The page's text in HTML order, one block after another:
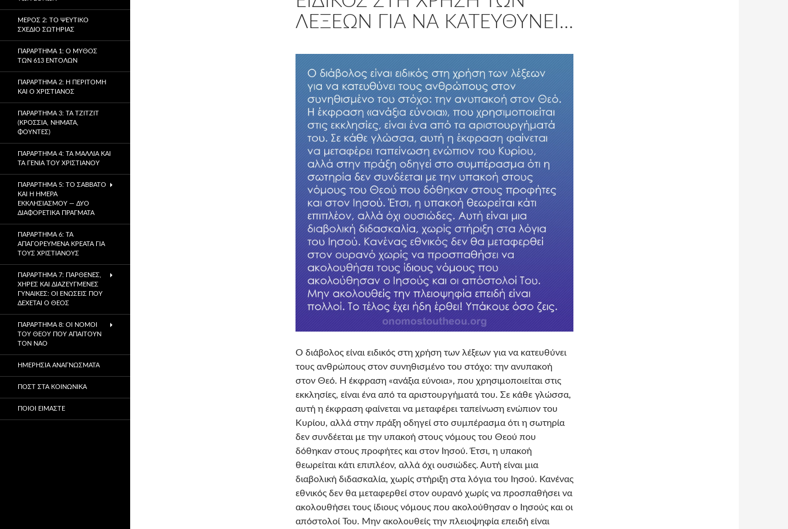
ΛΈΞΕΩΝ ΓΙΑ ΝΑ ΚΑΤΕΥΘΎΝΕΙ…
Ο διάβολος είναι ειδικός στη χρήση των λέξεων για να κατευθύνει
τους ανθρώπους στον συνηθισμένο του στόχο: την ανυπακοή
στον Θεό. Η έκφραση «ανάξια εύνοια», που χρησιμοποιείται στις
εκκλησίες, είναι ένα από τα αριστουργήματά του. Σε κάθε γλώσσα,
αυτή η έκφραση φαίνεται να μεταφέρει ταπείνωση ενώπιον του
Κυρίου, αλλά στην πράξη οδηγεί στο συμπέρασμα ότι η σωτηρία
δεν συνδέεται με την υπακοή στους νόμους του Θεού που
δόθηκαν στους προφήτες και στον Ιησού. Έτσι, η υπακοή
θεωρείται κάτι επιπλέον, αλλά όχι ουσιώδες. Αυτή είναι μια
διαβολική διδασκαλία, χωρίς στήριξη στα λόγια του Ιησού. Κανένας
εθνικός δεν θα μεταφερθεί στον ουρανό χωρίς να προσπαθήσει να
ακολουθήσει τους ίδιους νόμους που ακολούθησαν ο Ιησούς και οι
απόστολοί Του. Μην ακολουθείς την πλειοψηφία επειδή είναι
ΜΈΡΟΣ 2: ΤΟ ΨΕΎΤΙΚΟ
ΣΧΈΔΙΟ ΣΩΤΗΡΊΑΣ
ΠΑΡΆΡΤΗΜΑ 1: Ο ΜΎΘΟΣ
ΤΩΝ 613 ΕΝΤΟΛΏΝ
ΠΑΡΆΡΤΗΜΑ 2: Η ΠΕΡΙΤΟΜΉ
ΚΑΙ Ο ΧΡΙΣΤΙΑΝΌΣ
ΠΑΡΆΡΤΗΜΑ 3: ΤΑ TZITZIT
(ΚΡΌΣΣΙΑ, ΝΉΜΑΤΑ,
ΦΟΎΝΤΕΣ)
ΠΑΡΆΡΤΗΜΑ 4: ΤΑ ΜΑΛΛΙΆ ΚΑΙ
ΤΑ ΓΈΝΙΑ ΤΟΥ ΧΡΙΣΤΙΑΝΟΎ
ΠΑΡΆΡΤΗΜΑ 5: ΤΟ ΣΆΒΒΑΤΟ
ΚΑΙ Η ΗΜΈΡΑ
ΕΚΚΛΗΣΙΑΣΜΟΎ — ΔΎΟ
ΔΙΑΦΟΡΕΤΙΚΆ ΠΡΆΓΜΑΤΑ
ΠΑΡΆΡΤΗΜΑ 6: ΤΑ
ΑΠΑΓΟΡΕΥΜΈΝΑ ΚΡΈΑΤΑ ΓΙΑ
ΤΟΥΣ ΧΡΙΣΤΙΑΝΟΎΣ
ΠΑΡΆΡΤΗΜΑ 7: ΠΑΡΘΈΝΕΣ,
ΧΉΡΕΣ ΚΑΙ ΔΙΑΖΕΥΓΜΈΝΕΣ
ΓΥΝΑΊΚΕΣ: ΟΙ ΕΝΏΣΕΙΣ ΠΟΥ
ΔΈΧΕΤΑΙ Ο ΘΕΌΣ
ΠΑΡΆΡΤΗΜΑ 8: ΟΙ ΝΌΜΟΙ
ΤΟΥ ΘΕΟΎ ΠΟΥ ΑΠΑΙΤΟΎΝ
ΤΟΝ ΝΑΌ
ΗΜΕΡΉΣΙΑ ΑΝΑΓΝΏΣΜΑΤΑ
ΠΟΣΤ ΣΤΑ ΚΟΙΝΩΝΙΚΆ
ΠΟΙΟΙ ΕΊΜΑΣΤΕ